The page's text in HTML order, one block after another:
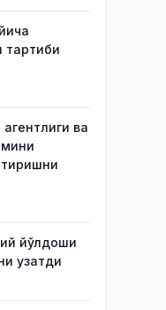
тартиби
ва
йўлдоши
узатди